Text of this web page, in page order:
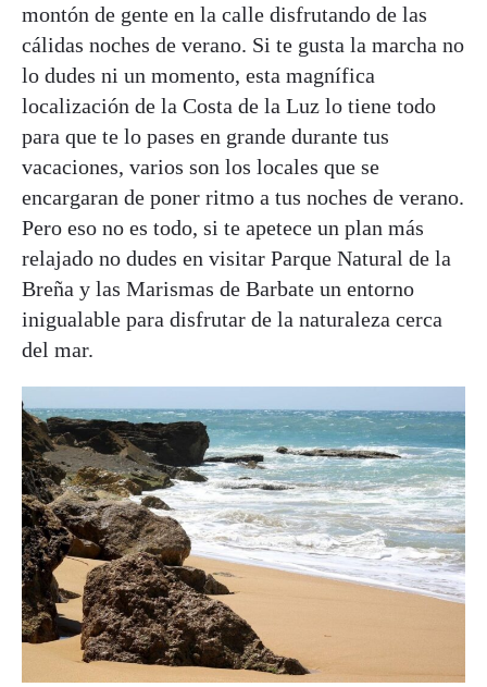
montón de gente en la calle disfrutando de las
cálidas noches de verano. Si te gusta la marcha no
lo dudes ni un momento, esta magnífica
localización de la Costa de la Luz lo tiene todo
para que te lo pases en grande durante tus
vacaciones, varios son los locales que se
encargaran de poner ritmo a tus noches de verano.
Pero eso no es todo, si te apetece un plan más
relajado no dudes en visitar Parque Natural de la
Breña y las Marismas de Barbate un entorno
inigualable para disfrutar de la naturaleza cerca
del mar.